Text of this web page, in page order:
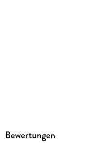
Bewertungen